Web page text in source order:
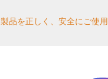
製品を正しく、安全にご使